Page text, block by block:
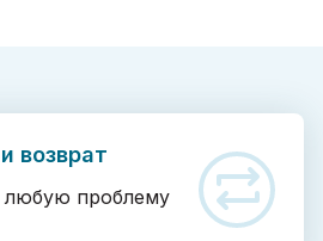
возврат
проблему